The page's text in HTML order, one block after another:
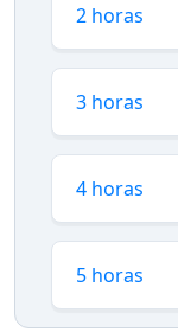
2 horas
3 horas
4 horas
5 horas